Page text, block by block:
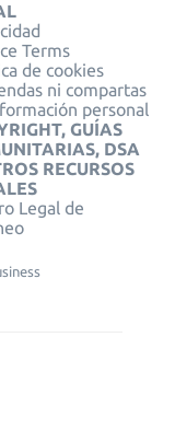
Terms
de cookies
ni compartas
personal
GUÍAS
DSA
RECURSOS
Legal de